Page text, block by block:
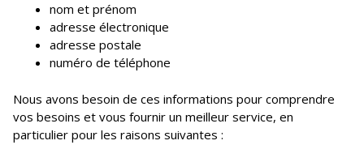
nom et prénom
adresse électronique
adresse postale
numéro de téléphone
Nous avons besoin de ces informations pour comprendre
vos besoins et vous fournir un meilleur service, en
particulier pour les raisons suivantes :